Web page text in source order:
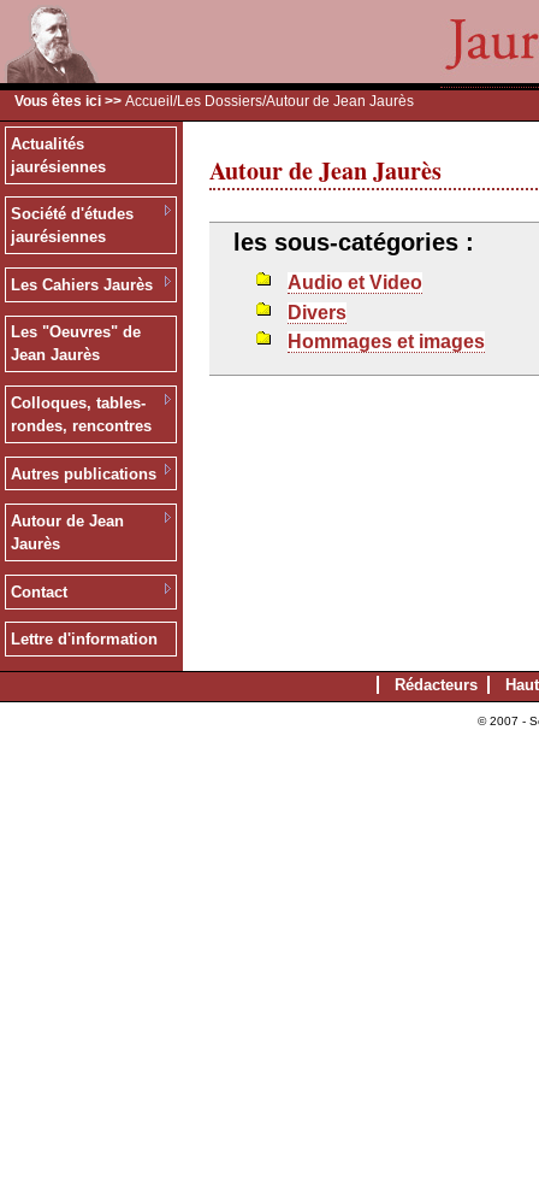
Vous êtes ici >> Accueil /Les Dossiers/Autour de Jean Jaurès
Actualités
jaurésiennes
Société d'études
jaurésiennes
Les Cahiers Jaurès
Les "Oeuvres" de
Jean Jaurès
Colloques, tables-
rondes, rencontres
Autres publications
Autour de Jean
Jaurès
Contact
Lettre d'information
Autour de Jean Jaurès
les sous-catégories :
Audio et Video
Divers
Hommages et images
Rédacteurs
© 2007 -